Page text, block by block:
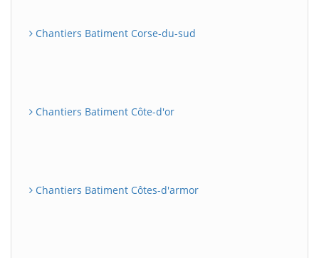
Chantiers Batiment Corse-du-sud
Chantiers Batiment Côte-d'or
Chantiers Batiment Côtes-d'armor